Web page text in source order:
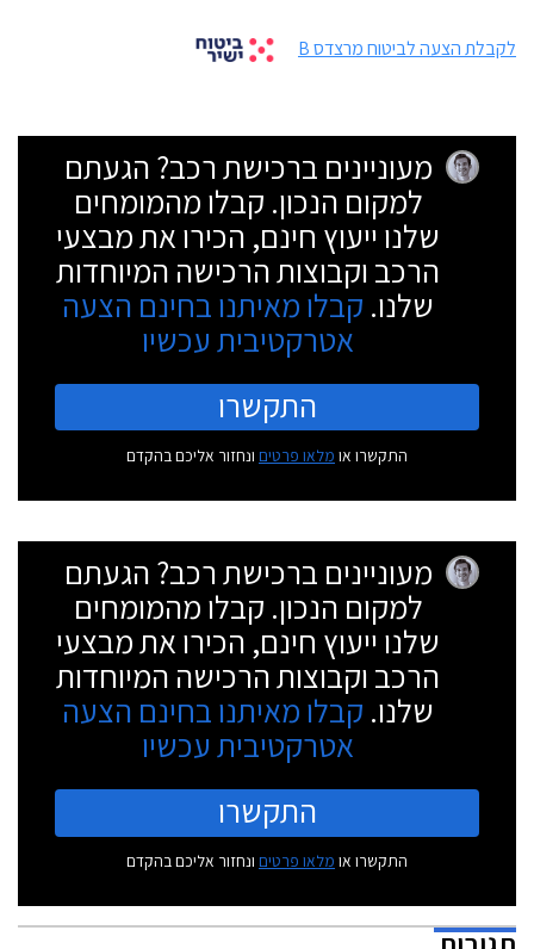
לקבלת הצעה לביטוח מרצדס B
מעוניינים ברכישת רכב? הגעתם
למקום הנכון. קבלו מהמומחים
שלנו ייעוץ חינם, הכירו את מבצעי
הרכב וקבוצות הרכישה המיוחדות
שלנו. קבלו מאיתנו בחינם הצעה
אטרקטיבית עכשיו
התקשרו
התקשרו או מלאו פרטים ונחזור אליכם בהקדם
מעוניינים ברכישת רכב? הגעתם
למקום הנכון. קבלו מהמומחים
שלנו ייעוץ חינם, הכירו את מבצעי
הרכב וקבוצות הרכישה המיוחדות
שלנו. קבלו מאיתנו בחינם הצעה
אטרקטיבית עכשיו
התקשרו
התקשרו או מלאו פרטים ונחזור אליכם בהקדם